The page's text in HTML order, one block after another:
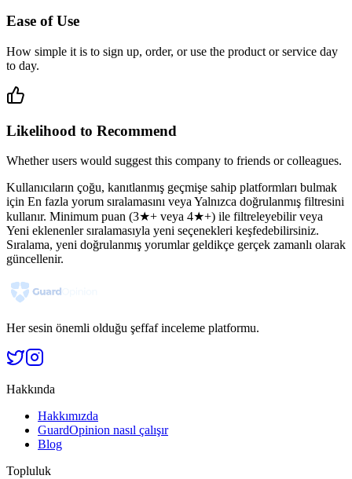
Ease of Use
How simple it is to sign up, order, or use the product or service day
to day.
Likelihood to Recommend
Whether users would suggest this company to friends or colleagues.
Kullanıcıların çoğu, kanıtlanmış geçmişe sahip platformları bulmak
için En fazla yorum sıralamasını veya Yalnızca doğrulanmış filtresini
kullanır. Minimum puan (3★+ veya 4★+) ile filtreleyebilir veya
Yeni eklenenler sıralamasıyla yeni seçenekleri keşfedebilirsiniz.
Sıralama, yeni doğrulanmış yorumlar geldikçe gerçek zamanlı olarak
güncellenir.
Her sesin önemli olduğu şeffaf inceleme platformu.
Hakkında
Hakkımızda
GuardOpinion nasıl çalışır
Blog
Topluluk